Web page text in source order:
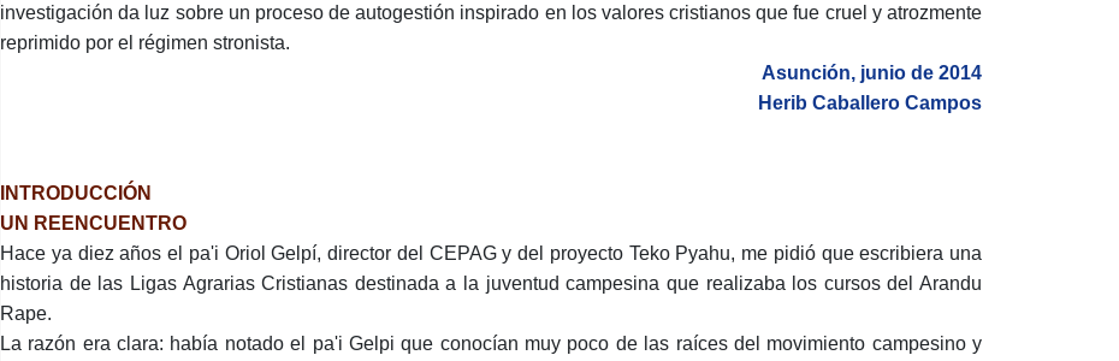
investigación da luz sobre un proceso de autogestión inspirado en los valores cristianos que fue cruel y atrozmente
reprimido por el régimen stronista.
Asunción, junio de 2014
Herib Caballero Campos
INTRODUCCIÓN
UN REENCUENTRO
Hace ya diez años el pa'i Oriol Gelpí, director del CEPAG y del proyecto Teko Pyahu, me pidió que escribiera una
historia de las Ligas Agrarias Cristianas destinada a la juventud campesina que realizaba los cursos del Arandu
Rape.
La razón era clara: había notado el pa'i Gelpi que conocían muy poco de las raíces del movimiento campesino y